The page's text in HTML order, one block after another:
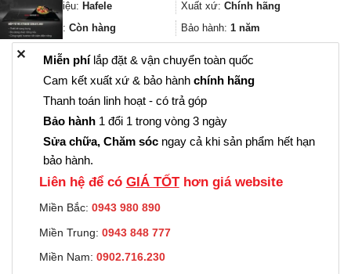
33.000₫.là:
24.000₫.
Thương hiệu: Hafele Xuất xứ: Chính hãng
Trạng thái: Còn hàng Bảo hành: 1 năm
Miễn phílắp đặt & vận chuyển toàn quốc
Cam kết xuất xứ & bảo hành chính hãng
Thanh toán linh hoạt - có trả góp
Bảo hành 1 đổi 1 trong vòng 3 ngày
Sửa chữa, Chăm sóc ngay cả khi sản phẩm hết hạn
bảo hành.
Liên hệ để có GIÁ TỐThơn giá website
Miền Bắc: 0943 980 890
Miền Trung: 0943 848 777
Miền Nam: 0902.716.230
✕